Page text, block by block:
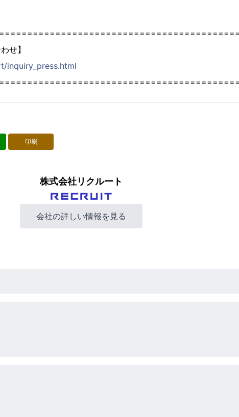
せ】
inquiry_press.html
印刷
株式会社リクルート
会社の詳しい情報を見る